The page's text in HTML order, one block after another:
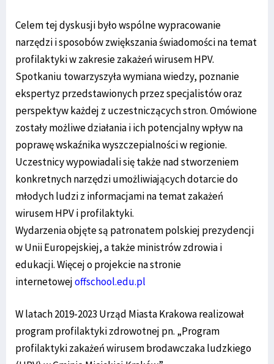
Celem tej dyskusji było wspólne wypracowanie
narzędzi i sposobów zwiększania świadomości na temat
profilaktyki w zakresie zakażeń wirusem HPV.
Spotkaniu towarzyszyła wymiana wiedzy, poznanie
ekspertyz przedstawionych przez specjalistów oraz
perspektyw każdej z uczestniczących stron. Omówione
zostały możliwe działania i ich potencjalny wpływ na
poprawę wskaźnika wyszczepialności w regionie.
Uczestnicy wypowiadali się także nad stworzeniem
konkretnych narzędzi umożliwiających dotarcie do
młodych ludzi z informacjami na temat zakażeń
wirusem HPV i profilaktyki.
Wydarzenia objęte są patronatem polskiej prezydencji
w Unii Europejskiej, a także ministrów zdrowia i
edukacji. Więcej o projekcie na stronie
internetowejoffschool.edu.pl
W latach 2019-2023 Urząd Miasta Krakowa realizował
program profilaktyki zdrowotnej pn. „Program
profilaktyki zakażeń wirusem brodawczaka ludzkiego